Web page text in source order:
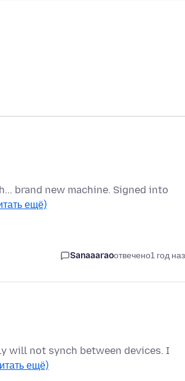
brand new machine. Signed into
ещё)
Sanaaaraoотвечено1 год
will not synch between devices. I
ещё)